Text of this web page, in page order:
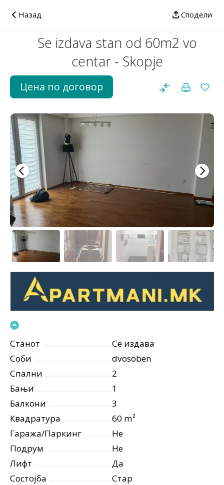
Назад Сподели
Se izdava stan od 60m2 vo
centar - Skopje
Цена по договор
Станот
Се издава
Соби
dvosoben
Спални
2
Бањи
1
Балкони
3
Квадратура
60 m²
Гаража/Паркинг
Не
Подрум
Не
Лифт
Да
Состојба
Стар